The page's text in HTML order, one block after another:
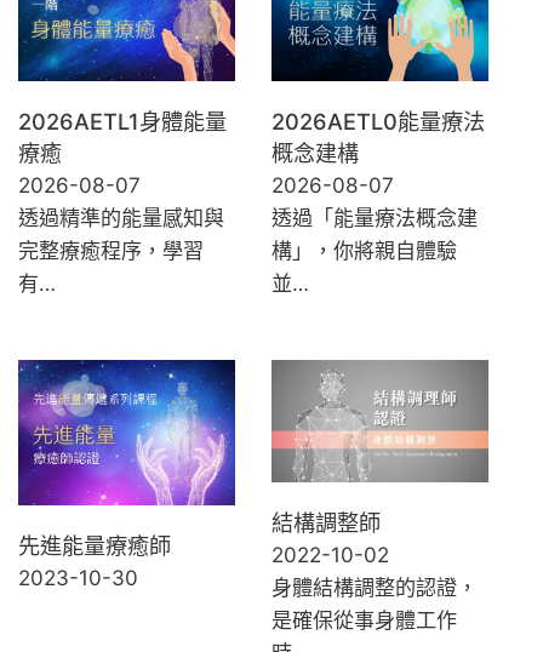
2026AETL1身體能量
療癒
2026-08-07
透過精準的能量感知與
完整療癒程序，學習
有…
2026AETL0能量療法
概念建構
2026-08-07
透過「能量療法概念建
構」，你將親自體驗
並…
先進能量療癒師
2023-10-30
結構調整師
2022-10-02
身體結構調整的認證，
是確保從事身體工作